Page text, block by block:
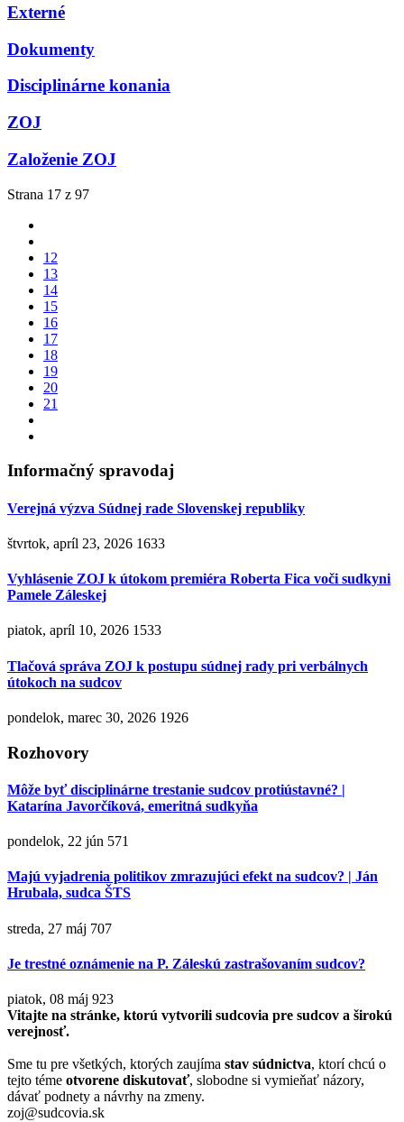
Externé
Dokumenty
Disciplinárne konania
ZOJ
Založenie ZOJ
Strana 17 z 97
12
13
14
15
16
17
18
19
20
21
Informačný spravodaj
Verejná výzva Súdnej rade Slovenskej republiky
štvrtok, apríl 23, 2026 1633
Vyhlásenie ZOJ k útokom premiéra Roberta Fica voči sudkyni
Pamele Záleskej
piatok, apríl 10, 2026 1533
Tlačová správa ZOJ k postupu súdnej rady pri verbálnych
útokoch na sudcov
pondelok, marec 30, 2026 1926
Rozhovory
Môže byť disciplinárne trestanie sudcov protiústavné? |
Katarína Javorčíková, emeritná sudkyňa
pondelok, 22 jún 571
Majú vyjadrenia politikov zmrazujúci efekt na sudcov? | Ján
Hrubala, sudca ŠTS
streda, 27 máj 707
Je trestné oznámenie na P. Záleskú zastrašovaním sudcov?
piatok, 08 máj 923
Vitajte na stránke, ktorú vytvorili sudcovia pre sudcov a širokú
verejnosť.
Sme tu pre všetkých, ktorých zaujíma stav súdnictva, ktorí chcú o
tejto téme otvorene diskutovať, slobodne si vymieňať názory,
dávať podnety a návrhy na zmeny.
zoj@sudcovia.sk